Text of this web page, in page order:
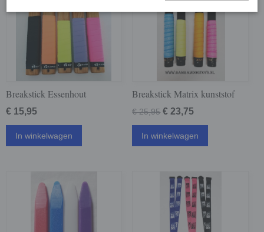
Breakstick Essenhout
€ 15,95
In winkelwagen
Breakstick Matrix kunststof
€ 25,95 € 23,75
In winkelwagen